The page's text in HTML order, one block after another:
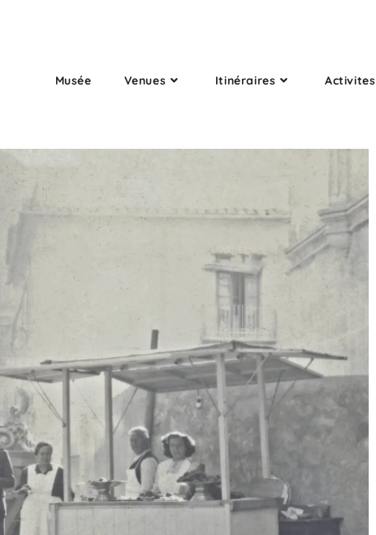
Musée Venues Itinéraires Activites